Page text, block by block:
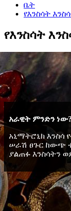
ቤት
የእንስሳት
የእንስሳት
አራዊት ምንድን ነው?
አኒማትሮኒክ
ሠራሽ ፀጉር ከውጭ
ያልጠፉ እንስሳትን